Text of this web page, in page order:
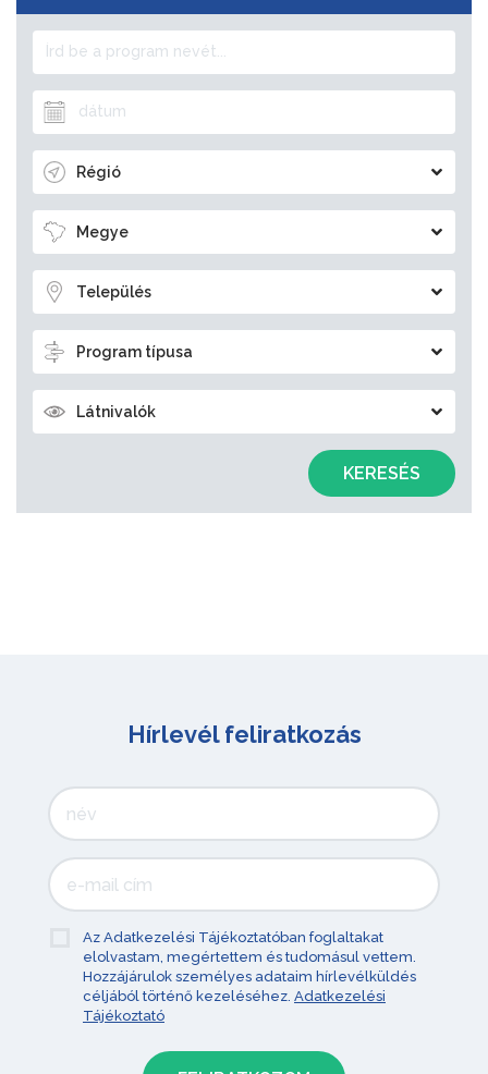
Régió
Megye
Település
Program típusa
Látnivalók
KERESÉS
Hírlevél feliratkozás
Az Adatkezelési Tájékoztatóban foglaltakat
elolvastam, megértettem és tudomásul vettem.
Hozzájárulok személyes adataim hírlevélküldés
céljából történő kezeléséhez. Adatkezelési
Tájékoztató